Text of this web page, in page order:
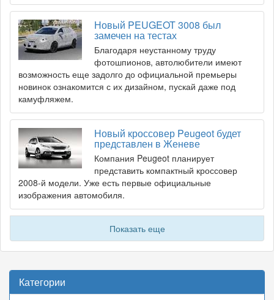
Новый PEUGEOT 3008 был
замечен на тестах
Благодаря неустанному труду
фотошпионов, автолюбители имеют
возможность еще задолго до официальной премьеры
новинок ознакомится с их дизайном, пускай даже под
камуфляжем.
Новый кроссовер Peugeot будет
представлен в Женеве
Компания Peugeot планирует
представить компактный кроссовер
2008-й модели. Уже есть первые официальные
изображения автомобиля.
Показать еще
Категории